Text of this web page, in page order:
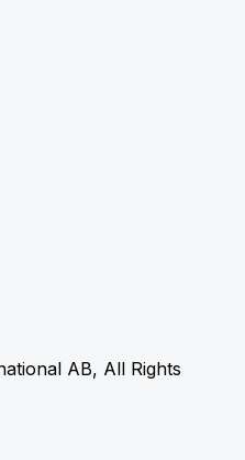
AB, All Rights